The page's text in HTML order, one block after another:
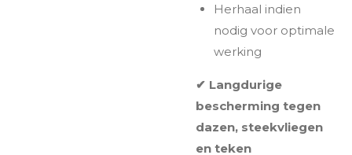
Herhaal indien
nodig voor optimale
werking
✔ Langdurige
bescherming tegen
dazen, steekvliegen
en teken